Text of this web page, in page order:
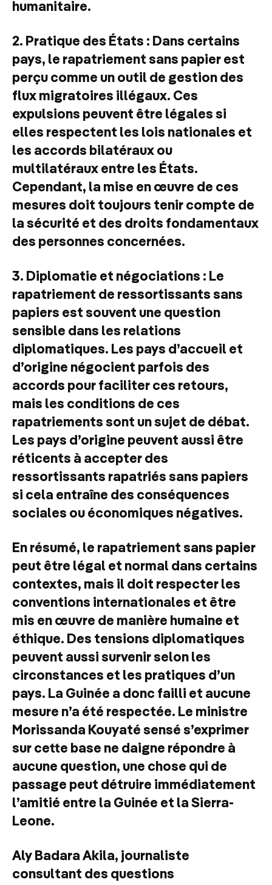
humanitaire.
2. Pratique des États : Dans certains
pays, le rapatriement sans papier est
perçu comme un outil de gestion des
flux migratoires illégaux. Ces
expulsions peuvent être légales si
elles respectent les lois nationales et
les accords bilatéraux ou
multilatéraux entre les États.
Cependant, la mise en œuvre de ces
mesures doit toujours tenir compte de
la sécurité et des droits fondamentaux
des personnes concernées.
3. Diplomatie et négociations : Le
rapatriement de ressortissants sans
papiers est souvent une question
sensible dans les relations
diplomatiques. Les pays d’accueil et
d’origine négocient parfois des
accords pour faciliter ces retours,
mais les conditions de ces
rapatriements sont un sujet de débat.
Les pays d’origine peuvent aussi être
réticents à accepter des
ressortissants rapatriés sans papiers
si cela entraîne des conséquences
sociales ou économiques négatives.
En résumé, le rapatriement sans papier
peut être légal et normal dans certains
contextes, mais il doit respecter les
conventions internationales et être
mis en œuvre de manière humaine et
éthique. Des tensions diplomatiques
peuvent aussi survenir selon les
circonstances et les pratiques d’un
pays. La Guinée a donc failli et aucune
mesure n’a été respectée. Le ministre
Morissanda Kouyaté sensé s’exprimer
sur cette base ne daigne répondre à
aucune question, une chose qui de
passage peut détruire immédiatement
l’amitié entre la Guinée et la Sierra-
Leone.
Aly Badara Akila, journaliste
consultant des questions